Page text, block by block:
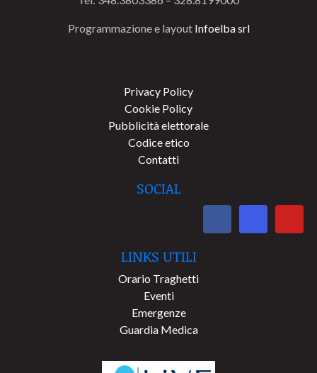
Programmazione e layout Infoelba srl
Privacy Policy
Cookie Policy
Pubblicità elettorale
Codice etico
Contatti
SOCIAL
LINKS UTILI
Orario Traghetti
Eventi
Emergenze
Guardia Medica